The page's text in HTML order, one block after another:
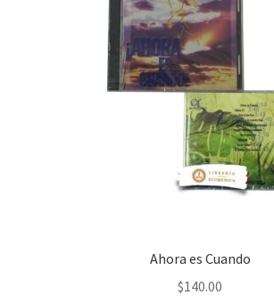
Ahora es Cuando
$140.00